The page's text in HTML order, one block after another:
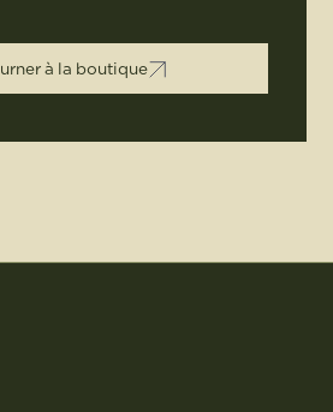
urner à la boutique